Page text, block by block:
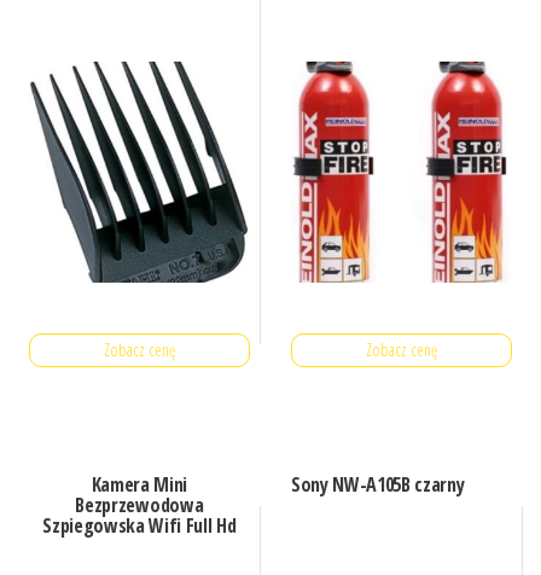
Zobacz cenę Zobacz cenę
Kamera Mini
Bezprzewodowa
Szpiegowska Wifi Full Hd
Sony NW-A105B czarny